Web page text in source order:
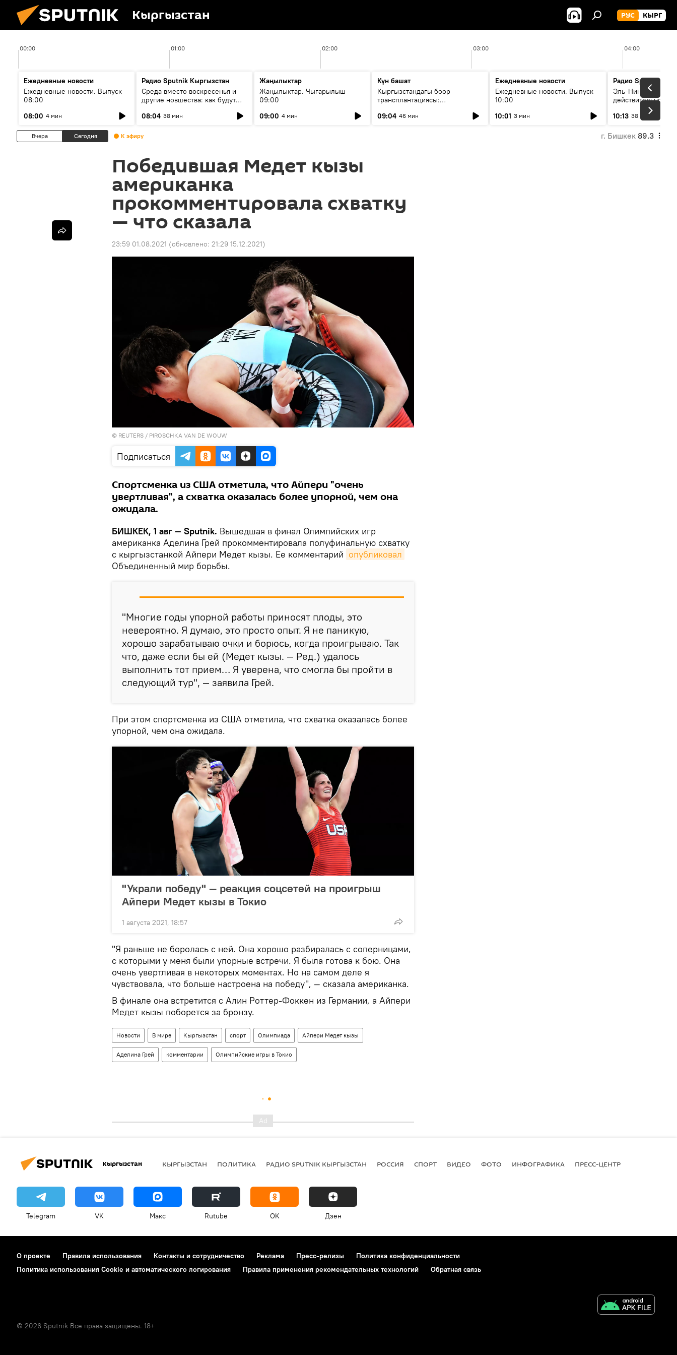
Кыргызстан РУС КЫРГ
00:00 01:00 02:00 03:00 04:00
Ежедневные новости
Ежедневные новости. Выпуск
08:00
08:00 4 мин
Радио Sputnik Кыргызстан
Среда вместо воскресенья и
другие новшества: как будут
08:04 38 мин
Жаңылыктар
Жаңылыктар. Чыгарылыш
09:00
09:00 4 мин
Күн башат
Кыргызстандагы боор
трансплантациясы:
келечеги
09:04 46 мин
Ежедневные новости
Ежедневные новости. Выпуск
10:00
10:01 3 мин
Радио Sputnik
Эль-Ниньо, жара и
действительно
погоду в
10:13 38 мин
Вчера Сегодня К эфиру г. Бишкек 89.3
Победившая Медет кызы
американка
прокомментировала схватку
— что сказала
23:59 01.08.2021 (обновлено: 21:29 15.12.2021)
© REUTERS / PIROSCHKA VAN DE WOUW
Подписаться
Спортсменка из США отметила, что Айпери "очень
увертливая", а схватка оказалась более упорной, чем она
ожидала.
БИШКЕК, 1 авг — Sputnik. Вышедшая в финал Олимпийских игр
американка Аделина Грей прокомментировала полуфинальную схватку
с кыргызстанкой Айпери Медет кызы. Ее комментарий опубликовал
Объединенный мир борьбы.
"Многие годы упорной работы приносят плоды, это
невероятно. Я думаю, это просто опыт. Я не паникую,
хорошо зарабатываю очки и борюсь, когда проигрываю. Так
что, даже если бы ей (Медет кызы. — Ред.) удалось
выполнить тот прием… Я уверена, что смогла бы пройти в
следующий тур", — заявила Грей.
При этом спортсменка из США отметила, что схватка оказалась более
упорной, чем она ожидала.
"Украли победу" — реакция соцсетей на проигрыш
Айпери Медет кызы в Токио
1 августа 2021, 18:57
"Я раньше не боролась с ней. Она хорошо разбиралась с соперницами,
с которыми у меня были упорные встречи. Я была готова к бою. Она
очень увертливая в некоторых моментах. Но на самом деле я
чувствовала, что больше настроена на победу", — сказала американка.
В финале она встретится с Aлин Роттер-Фоккен из Германии, а Айпери
Медет кызы поборется за бронзу.
Новости В мире Кыргызстан спорт Олимпиада Айпери Медет кызы
Аделина Грей комментарии Олимпийские игры в Токио
Кыргызстан КЫРГЫЗСТАН ПОЛИТИКА РАДИО SPUTNIK КЫРГЫЗСТАН РОССИЯ СПОРТ ВИДЕО ФОТО ИНФОГРАФИКА ПРЕСС-ЦЕНТР
Telegram VK Макс Rutube OK Дзен
О проекте Правила использования Контакты и сотрудничество Реклама Пресс-релизы
Политика конфиденциальности
Политика использования Cookie и автоматического логирования
Правила применения рекомендательных технологий Обратная связь
© 2026 Sputnik Все права защищены. 18+